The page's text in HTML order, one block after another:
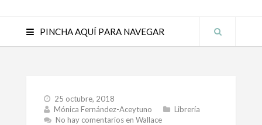
PINCHA AQUÍ PARA NAVEGAR
25 octubre, 2018
Mónica Fernández-Aceytuno
Librería
No hay comentariosen Wallace